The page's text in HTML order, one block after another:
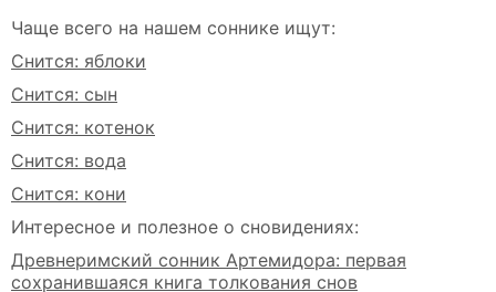
Чаще всего на нашем соннике ищут:
Снится: яблоки
Снится: сын
Снится: котенок
Снится: вода
Снится: кони
Интересное и полезное о сновидениях:
Древнеримский сонник Артемидора: первая
сохранившаяся книга толкования снов